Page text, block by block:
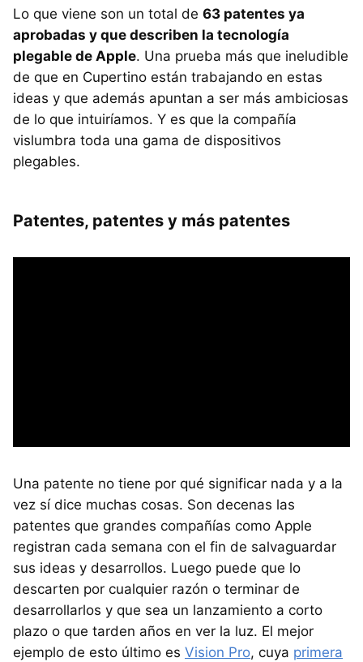
Lo que viene son un total de 63 patentes ya
aprobadas y que describen la tecnología
plegable de Apple. Una prueba más que ineludible
de que en Cupertino están trabajando en estas
ideas y que además apuntan a ser más ambiciosas
de lo que intuiríamos. Y es que la compañía
vislumbra toda una gama de dispositivos
plegables.
Patentes, patentes y más patentes
Una patente no tiene por qué significar nada y a la
vez sí dice muchas cosas. Son decenas las
patentes que grandes compañías como Apple
registran cada semana con el fin de salvaguardar
sus ideas y desarrollos. Luego puede que lo
descarten por cualquier razón o terminar de
desarrollarlos y que sea un lanzamiento a corto
plazo o que tarden años en ver la luz. El mejor
ejemplo de esto último es Vision Pro, cuya primera